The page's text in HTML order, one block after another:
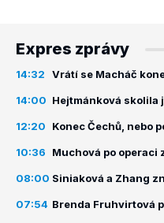
Expres zprávy
14:32 Vrátí se Macháč
14:00 Hejtmánková skolila
12:20 Konec Čechů, nebo
10:36 Muchová po operaci
08:00 Siniaková a Zhang
07:54 Brenda Fruhvirtová